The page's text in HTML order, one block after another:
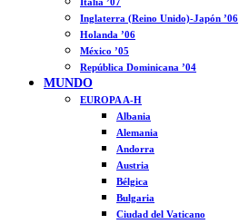
Inglaterra (Reino Unido)-Japón ’06
Holanda ’06
México ’05
República Dominicana ’04
MUNDO
EUROPA A-H
Albania
Alemania
Andorra
Austria
Bélgica
Bulgaria
Ciudad del Vaticano